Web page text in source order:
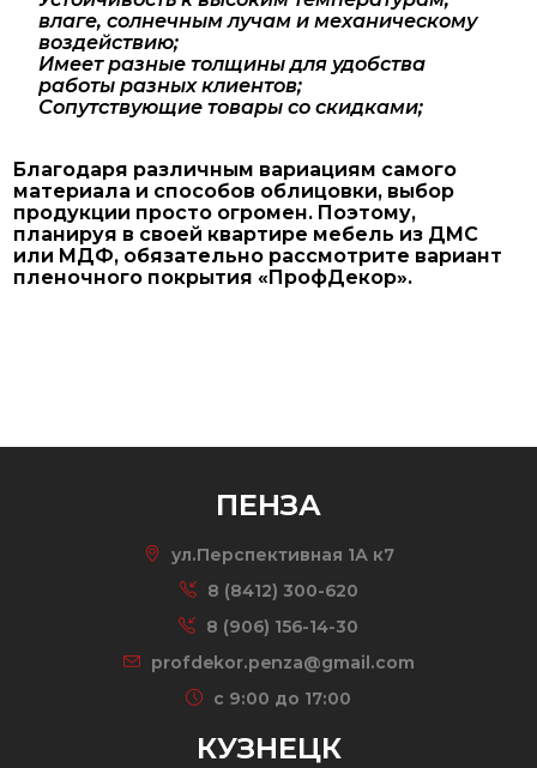
влаге, солнечным лучам и механическому
воздействию;
Имеет разные толщины для удобства
работы разных клиентов;
Сопутствующие товары со скидками;
Благодаря различным вариациям самого
материала и способов облицовки, выбор
продукции просто огромен. Поэтому,
планируя в своей квартире мебель из ДМС
или МДФ, обязательно рассмотрите вариант
пленочного покрытия «ПрофДекор».
ПЕНЗА
ул.Перспективная 1А к7
8 (8412) 300-620
8 (906) 156-14-30
profdekor.penza@gmail.com
c 9:00 до 17:00
КУЗНЕЦК